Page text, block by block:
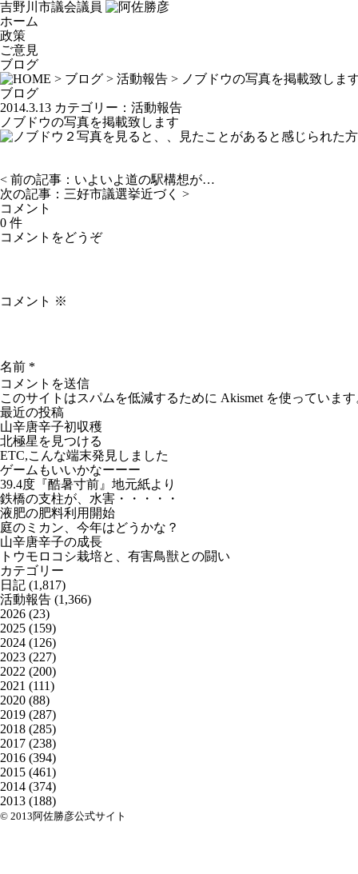
吉野川市議会議員
ホーム
政策
ご意見
ブログ
> ブログ > 活動報告 > ノブドウの写真を掲載致しま
ブログ
2014.3.13 カテゴリー： 活動報告
ノブドウの写真を掲載致します
写真を見ると、、見たことがあると感じられた
< 前の記事： いよいよ道の駅構想が…
次の記事： 三好市議選挙近づく >
コメント
0 件
コメントをどうぞ
コメント ※
名前 *
このサイトはスパムを低減するために Akismet を使っていま
最近の投稿
山辛唐辛子初収穫
北極星を見つける
ETC,こんな端末発見しました
ゲームもいいかなーーー
39.4度『酷暑寸前』地元紙より
鉄橋の支柱が、水害・・・・・
液肥の肥料利用開始
庭のミカン、今年はどうかな？
山辛唐辛子の成長
トウモロコシ栽培と、有害鳥獣との闘い
カテゴリー
日記 (1,817)
活動報告 (1,366)
2026 (23)
2025 (159)
2024 (126)
2023 (227)
2022 (200)
2021 (111)
2020 (88)
2019 (287)
2018 (285)
2017 (238)
2016 (394)
2015 (461)
2014 (374)
2013 (188)
© 2013阿佐勝彦公式サイト